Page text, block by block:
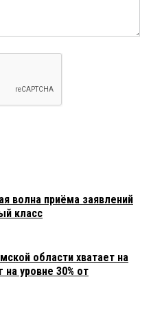
волна приёма заявлений
класс
области хватает на
уровне 30% от